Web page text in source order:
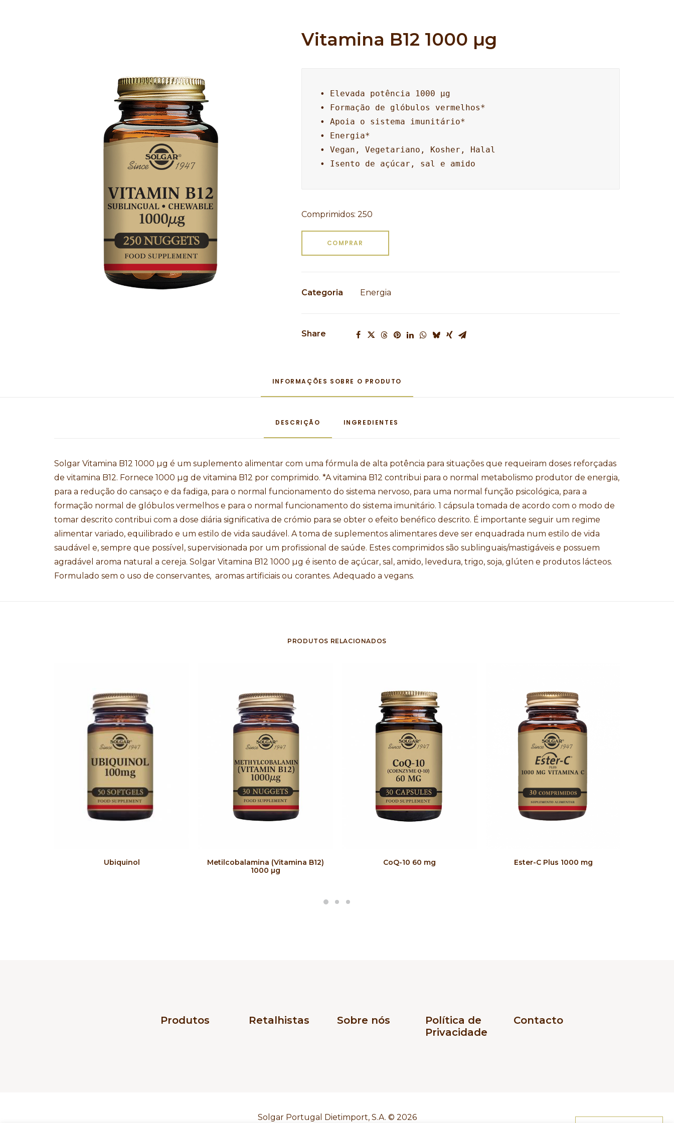
Vitamina B12 1000 µg
• Elevada potência 1000 μg
• Formação de glóbulos vermelhos*
• Apoia o sistema imunitário*
• Energia*
• Vegan, Vegetariano, Kosher, Halal
• Isento de açúcar, sal e amido
Comprimidos: 250
COMPRAR
Categoria Energia
Share
INFORMAÇÕES SOBRE O PRODUTO
DESCRIÇÃO INGREDIENTES
Solgar Vitamina B12 1000 µg é um suplemento alimentar com uma fórmula de alta potência para situações que requeiram doses reforçadas
de vitamina B12. Fornece 1000 µg de vitamina B12 por comprimido. *A vitamina B12 contribui para o normal metabolismo produtor de energia,
para a redução do cansaço e da fadiga, para o normal funcionamento do sistema nervoso, para uma normal função psicológica, para a
formação normal de glóbulos vermelhos e para o normal funcionamento do sistema imunitário. 1 cápsula tomada de acordo com o modo de
tomar descrito contribui com a dose diária significativa de crómio para se obter o efeito benéfico descrito. É importante seguir um regime
alimentar variado, equilibrado e um estilo de vida saudável. A toma de suplementos alimentares deve ser enquadrada num estilo de vida
saudável e, sempre que possível, supervisionada por um profissional de saúde. Estes comprimidos são sublinguais/mastigáveis e possuem
agradável aroma natural a cereja. Solgar Vitamina B12 1000 µg é isento de açúcar, sal, amido, levedura, trigo, soja, glúten e produtos lácteos.
Formulado sem o uso de conservantes, aromas artificiais ou corantes. Adequado a vegans.
PRODUTOS RELACIONADOS
COMPRAR
Ubiquinol COMPRAR
Metilcobalamina (Vitamina B12)
1000 µg
COMPRAR
CoQ-10 60 mg COMPRAR
Ester-C Plus 1000 mg
Produtos Retalhistas Sobre nós
Política de
Privacidade
Contacto
Solgar Portugal Dietimport, S.A. © 2026